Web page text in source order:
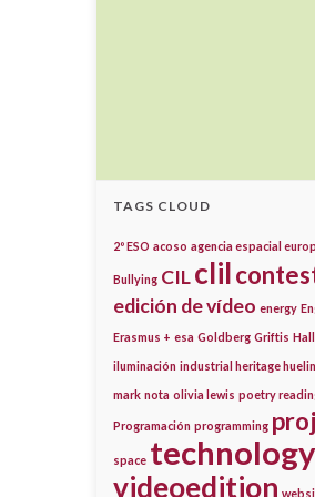
TAGS CLOUD
2º ESO acoso agencia espacial
Bullying CILclil
edición de vídeo energy
Erasmus + esa Goldberg Griftis
iluminación industrial heritage
mark nota olivia lewis poetry
Programación programming
space technology
videoedition